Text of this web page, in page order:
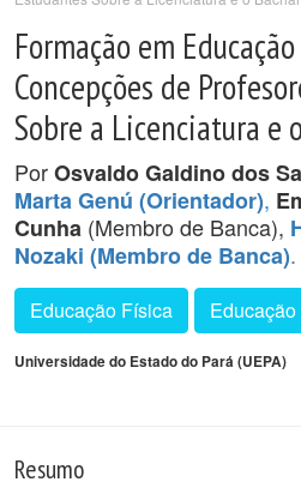
Formação em
Concepções de
Sobre a Licenciatura e
PorOsvaldo Galdino dos
Marta Genú (Orientador),
Cunha (Membro de Banca),
Nozaki (Membro de Banca).
Educação Física Educação
Universidade do Estado do Pará (UEPA)
Resumo